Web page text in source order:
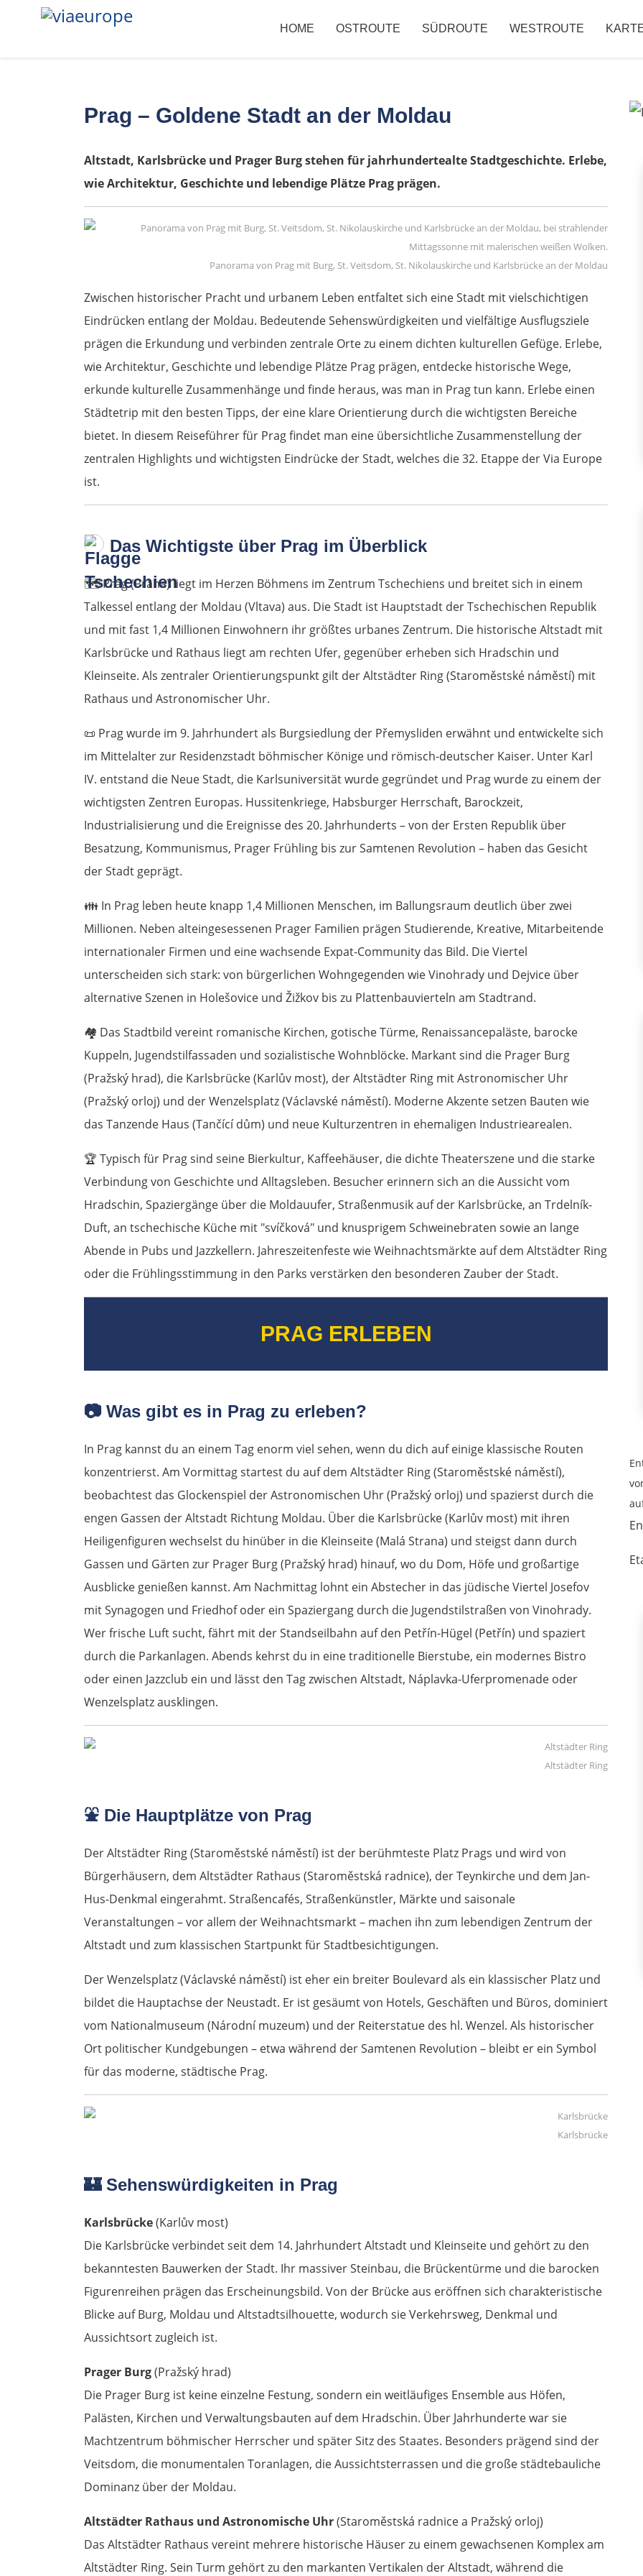
HOME OSTROUTE SÜDROUTE WESTROUTE
Prag – Goldene Stadt an der Moldau
Altstadt, Karlsbrücke und Prager Burg stehen für jahrhundertealte Stadtgeschichte. Erlebe,
wie Architektur, Geschichte und lebendige Plätze Prag prägen.
Panorama von Prag mit Burg, St. Veitsdom, St. Nikolauskirche und Karlsbrücke an der Moldau
Zwischen historischer Pracht und urbanem Leben entfaltet sich eine Stadt mit vielschichtigen
Eindrücken entlang der Moldau. Bedeutende Sehenswürdigkeiten und vielfältige Ausflugsziele
prägen die Erkundung und verbinden zentrale Orte zu einem dichten kulturellen Gefüge. Erlebe,
wie Architektur, Geschichte und lebendige Plätze Prag prägen, entdecke historische Wege,
erkunde kulturelle Zusammenhänge und finde heraus, was man in Prag tun kann. Erlebe einen
Städtetrip mit den besten Tipps, der eine klare Orientierung durch die wichtigsten Bereiche
bietet. In diesem Reiseführer für Prag findet man eine übersichtliche Zusammenstellung der
zentralen Highlights und wichtigsten Eindrücke der Stadt, welches die 32. Etappe der Via Europe
ist.
Das Wichtigste über Prag im Überblick
🗺️Prag (Praha) liegt im Herzen Böhmens im Zentrum Tschechiens und breitet sich in einem
Talkessel entlang der Moldau (Vltava) aus. Die Stadt ist Hauptstadt der Tschechischen Republik
und mit fast 1,4 Millionen Einwohnern ihr größtes urbanes Zentrum. Die historische Altstadt mit
Karlsbrücke und Rathaus liegt am rechten Ufer, gegenüber erheben sich Hradschin und
Kleinseite. Als zentraler Orientierungspunkt gilt der Altstädter Ring (Staroměstské náměstí) mit
Rathaus und Astronomischer Uhr.
📜 Prag wurde im 9. Jahrhundert als Burgsiedlung der Přemysliden erwähnt und entwickelte sich
im Mittelalter zur Residenzstadt böhmischer Könige und römisch-deutscher Kaiser. Unter Karl
IV. entstand die Neue Stadt, die Karlsuniversität wurde gegründet und Prag wurde zu einem der
wichtigsten Zentren Europas. Hussitenkriege, Habsburger Herrschaft, Barockzeit,
Industrialisierung und die Ereignisse des 20. Jahrhunderts – von der Ersten Republik über
Besatzung, Kommunismus, Prager Frühling bis zur Samtenen Revolution – haben das Gesicht
der Stadt geprägt.
👪 In Prag leben heute knapp 1,4 Millionen Menschen, im Ballungsraum deutlich über zwei
Millionen. Neben alteingesessenen Prager Familien prägen Studierende, Kreative, Mitarbeitende
internationaler Firmen und eine wachsende Expat-Community das Bild. Die Viertel
unterscheiden sich stark: von bürgerlichen Wohngegenden wie Vinohrady und Dejvice über
alternative Szenen in Holešovice und Žižkov bis zu Plattenbauvierteln am Stadtrand.
🏘️ Das Stadtbild vereint romanische Kirchen, gotische Türme, Renaissancepaläste, barocke
Kuppeln, Jugendstilfassaden und sozialistische Wohnblöcke. Markant sind die Prager Burg
(Pražský hrad), die Karlsbrücke (Karlův most), der Altstädter Ring mit Astronomischer Uhr
(Pražský orloj) und der Wenzelsplatz (Václavské náměstí). Moderne Akzente setzen Bauten wie
das Tanzende Haus (Tančící dům) und neue Kulturzentren in ehemaligen Industriearealen.
🏆 Typisch für Prag sind seine Bierkultur, Kaffeehäuser, die dichte Theaterszene und die starke
Verbindung von Geschichte und Alltagsleben. Besucher erinnern sich an die Aussicht vom
Hradschin, Spaziergänge über die Moldauufer, Straßenmusik auf der Karlsbrücke, an Trdelník-
Duft, an tschechische Küche mit "svíčková" und knusprigem Schweinebraten sowie an lange
Abende in Pubs und Jazzkellern. Jahreszeitenfeste wie Weihnachtsmärkte auf dem Altstädter Ring
oder die Frühlingsstimmung in den Parks verstärken den besonderen Zauber der Stadt.
PRAG ERLEBEN
📷Was gibt es in Prag zu erleben?
In Prag kannst du an einem Tag enorm viel sehen, wenn du dich auf einige klassische Routen
konzentrierst. Am Vormittag startest du auf dem Altstädter Ring (Staroměstské náměstí),
beobachtest das Glockenspiel der Astronomischen Uhr (Pražský orloj) und spazierst durch die
engen Gassen der Altstadt Richtung Moldau. Über die Karlsbrücke (Karlův most) mit ihren
Heiligenfiguren wechselst du hinüber in die Kleinseite (Malá Strana) und steigst dann durch
Gassen und Gärten zur Prager Burg (Pražský hrad) hinauf, wo du Dom, Höfe und großartige
Ausblicke genießen kannst. Am Nachmittag lohnt ein Abstecher in das jüdische Viertel Josefov
mit Synagogen und Friedhof oder ein Spaziergang durch die Jugendstilstraßen von Vinohrady.
Wer frische Luft sucht, fährt mit der Standseilbahn auf den Petřín-Hügel (Petřín) und spaziert
durch die Parkanlagen. Abends kehrst du in eine traditionelle Bierstube, ein modernes Bistro
oder einen Jazzclub ein und lässt den Tag zwischen Altstadt, Náplavka-Uferpromenade oder
Wenzelsplatz ausklingen.
Altstädter Ring
⛲ Die Hauptplätze von Prag
Der Altstädter Ring (Staroměstské náměstí) ist der berühmteste Platz Prags und wird von
Bürgerhäusern, dem Altstädter Rathaus (Staroměstská radnice), der Teynkirche und dem Jan-
Hus-Denkmal eingerahmt. Straßencafés, Straßenkünstler, Märkte und saisonale
Veranstaltungen – vor allem der Weihnachtsmarkt – machen ihn zum lebendigen Zentrum der
Altstadt und zum klassischen Startpunkt für Stadtbesichtigungen.
Der Wenzelsplatz (Václavské náměstí) ist eher ein breiter Boulevard als ein klassischer Platz und
bildet die Hauptachse der Neustadt. Er ist gesäumt von Hotels, Geschäften und Büros, dominiert
vom Nationalmuseum (Národní muzeum) und der Reiterstatue des hl. Wenzel. Als historischer
Ort politischer Kundgebungen – etwa während der Samtenen Revolution – bleibt er ein Symbol
für das moderne, städtische Prag.
Karlsbrücke
🏰Sehenswürdigkeiten in Prag
Karlsbrücke(Karlův most)
Die Karlsbrücke verbindet seit dem 14. Jahrhundert Altstadt und Kleinseite und gehört zu den
bekanntesten Bauwerken der Stadt. Ihr massiver Steinbau, die Brückentürme und die barocken
Figurenreihen prägen das Erscheinungsbild. Von der Brücke aus eröffnen sich charakteristische
Blicke auf Burg, Moldau und Altstadtsilhouette, wodurch sie Verkehrsweg, Denkmal und
Aussichtsort zugleich ist.
Prager Burg(Pražský hrad)
Die Prager Burg ist keine einzelne Festung, sondern ein weitläufiges Ensemble aus Höfen,
Palästen, Kirchen und Verwaltungsbauten auf dem Hradschin. Über Jahrhunderte war sie
Machtzentrum böhmischer Herrscher und später Sitz des Staates. Besonders prägend sind der
Veitsdom, die monumentalen Toranlagen, die Aussichtsterrassen und die große städtebauliche
Dominanz über der Moldau.
Altstädter Rathaus und Astronomische Uhr(Staroměstská radnice a Pražský orloj)
Das Altstädter Rathaus vereint mehrere historische Häuser zu einem gewachsenen Komplex am
Altstädter Ring. Sein Turm gehört zu den markanten Vertikalen der Altstadt, während die